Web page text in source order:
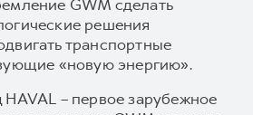
GWM сделать
решения
транспортные
«новую энергию».
HAVAL – первое зарубежное